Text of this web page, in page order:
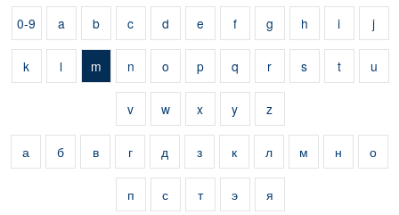
0-9 a b c d e f g h i j
k l m n o p q r s t u
v w x y z
а б в г д з к л м н о
п с т э я